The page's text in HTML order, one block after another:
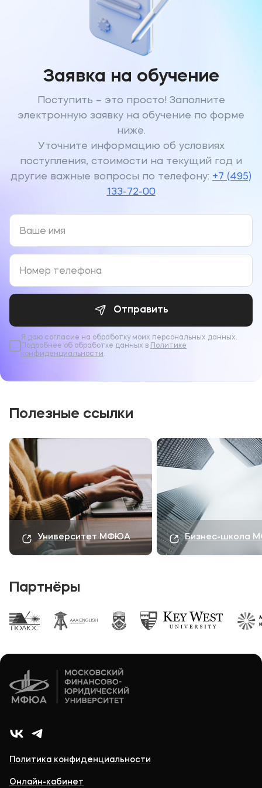
Заявка на обучение
Поступить – это просто! Заполните
электронную заявку на обучение по форме
ниже.
Уточните информацию об условиях
поступления, стоимости на текущий год и
другие важные вопросы по телефону: +7 (495)
133-72-00
Отправить
Я даю согласие на обработку моих персональных данных.
Подробнее об обработке данных в
Политике
конфиденциальности.
Полезные ссылки
Университет МФЮА Бизнес-школа
Партнёры
Политика конфиденциальности
Онлайн-кабинет